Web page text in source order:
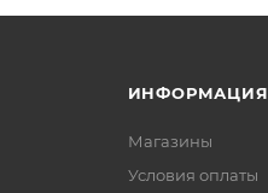
ИНФОРМАЦИЯ
Магазины
Условия оплаты